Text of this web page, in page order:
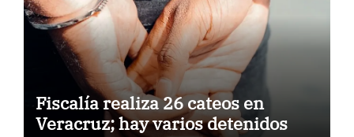
Fiscalía realiza 26 cateos en
Veracruz; hay varios detenidos